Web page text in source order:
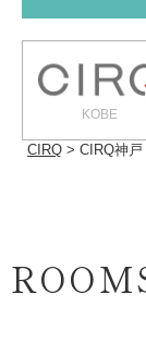
KOBE
CIRQ CIRQ神戸